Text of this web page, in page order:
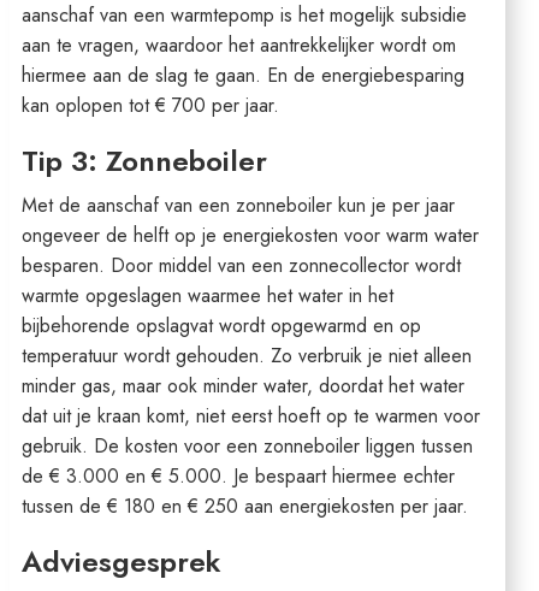
aanschaf van een warmtepomp is het mogelijk subsidie
aan te vragen, waardoor het aantrekkelijker wordt om
hiermee aan de slag te gaan. En de energiebesparing
kan oplopen tot € 700 per jaar.
Tip 3: Zonneboiler
Met de aanschaf van een zonneboiler kun je per jaar
ongeveer de helft op je energiekosten voor warm water
besparen. Door middel van een zonnecollector wordt
warmte opgeslagen waarmee het water in het
bijbehorende opslagvat wordt opgewarmd en op
temperatuur wordt gehouden. Zo verbruik je niet alleen
minder gas, maar ook minder water, doordat het water
dat uit je kraan komt, niet eerst hoeft op te warmen voor
gebruik. De kosten voor een zonneboiler liggen tussen
de € 3.000 en € 5.000. Je bespaart hiermee echter
tussen de € 180 en € 250 aan energiekosten per jaar.
Adviesgesprek